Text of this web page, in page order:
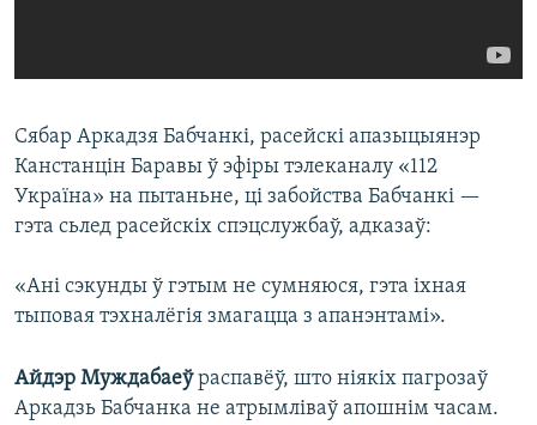
​Сябар Аркадзя Бабчанкі, расейскі апазыцыянэр
Канстанцін Баравы ў эфіры тэлеканалу «112
Україна» на пытаньне, ці забойства Бабчанкі —
гэта сьлед расейскіх спэцслужбаў, адказаў:
«Ані сэкунды ў гэтым не сумняюся, гэта іхная
тыповая тэхналёгія змагацца з апанэнтамі».
Айдэр Муждабаеўраспавёў, што ніякіх пагрозаў
Аркадзь Бабчанка не атрымліваў апошнім часам.